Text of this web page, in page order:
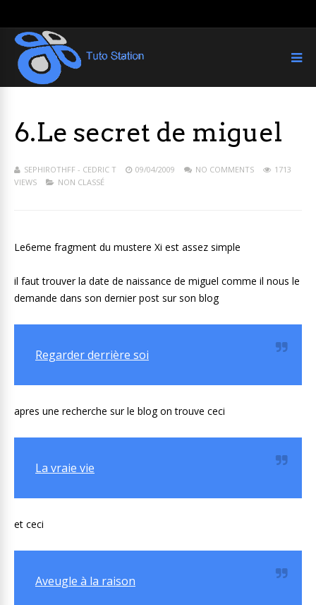
6.Le secret de miguel
SEPHIROTHFF - CEDRIC T 09/04/2009 NO COMMENTS
1713
VIEWS
NON CLASSÉ
Le6eme fragment du mustere Xi est assez simple
il faut trouver la date de naissance de miguel comme il nous le
demande dans son dernier post sur son blog
Regarder derrière soi
apres une recherche sur le blog on trouve ceci
La vraie vie
et ceci
Aveugle à la raison